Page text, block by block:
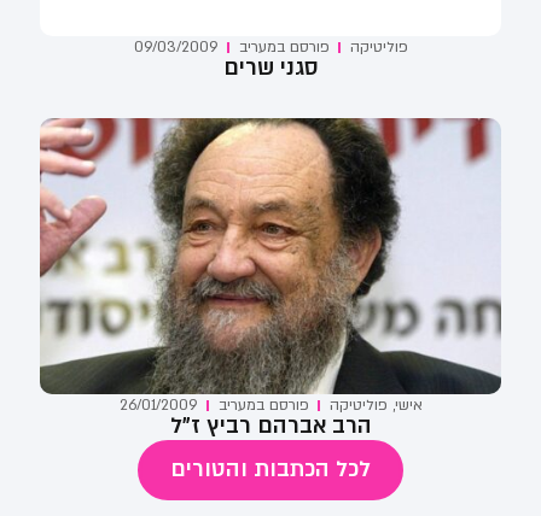
פוליטיקה פורסם במעריב 09/03/2009
סגני שרים
אישי, פוליטיקה פורסם במעריב 26/01/2009
הרב אברהם רביץ ז"ל
לכל הכתבות והטורים